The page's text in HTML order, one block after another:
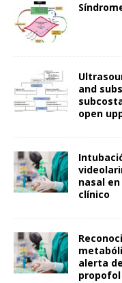
and
open
nasal
clínico
alerta
propofol